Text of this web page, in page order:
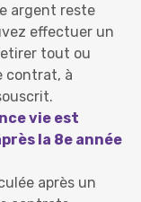
argent reste
effectuer un
tout ou
contrat, à
vie est
la 8e année
après un